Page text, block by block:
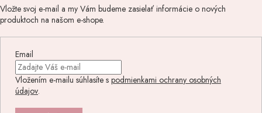
Vložte svoj e-mail a my Vám budeme zasielať informácie o nových
produktoch na našom e-shope.
Email
Vložením e-mailu súhlasíte s podmienkami ochrany osobných
údajov.